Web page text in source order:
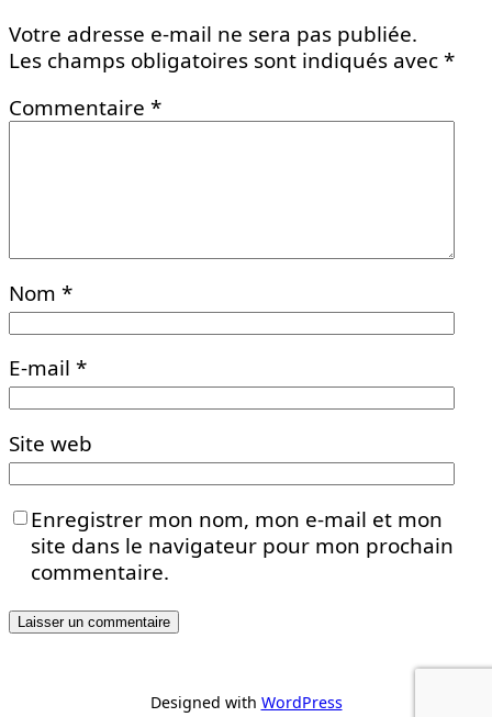
Votre adresse e-mail ne sera pas publiée.
Les champs obligatoires sont indiqués avec*
Commentaire *
Nom *
E-mail *
Site web
Enregistrer mon nom, mon e-mail et mon
site dans le navigateur pour mon prochain
commentaire.
Designed with WordPress